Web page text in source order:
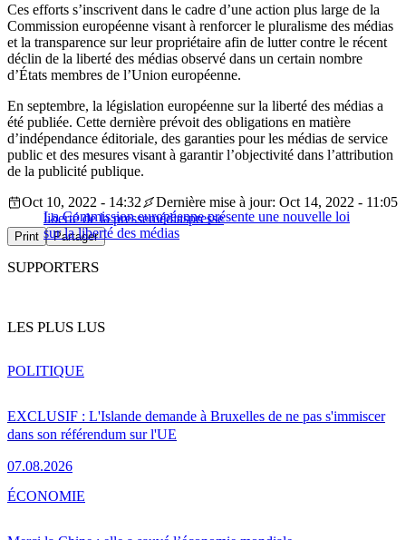
Ces efforts s’inscrivent dans le cadre d’une action plus large de la
Commission européenne visant à renforcer le pluralisme des médias
et la transparence sur leur propriétaire afin de lutter contre le récent
déclin de la liberté des médias observé dans un certain nombre
d’États membres de l’Union européenne.
En septembre, la législation européenne sur la liberté des médias a
été publiée. Cette dernière prévoit des obligations en matière
d’indépendance éditoriale, des garanties pour les médias de service
public et des mesures visant à garantir l’objectivité dans l’attribution
de la publicité publique.
La Commission européenne présente une nouvelle loi
sur la liberté des médias
Oct 10, 2022 - 14:32
Dernière mise à jour: Oct 14, 2022 - 11:05
liberté de la pressemédiaspresse
Print Partager
SUPPORTERS
LES PLUS LUS
EXCLUSIF : L'Islande demande à Bruxelles de ne pas s'immiscer
dans son référendum sur l'UE
07.08.2026
POLITIQUE
ÉCONOMIE